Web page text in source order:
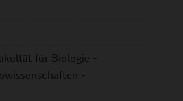
für Biologie -
-